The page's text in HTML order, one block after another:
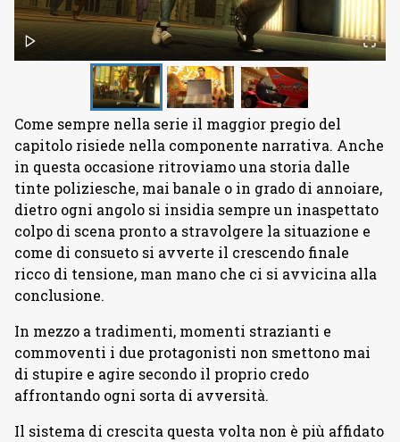
Come sempre nella serie il maggior pregio del
capitolo risiede nella componente narrativa. Anche
in questa occasione ritroviamo una storia dalle
tinte poliziesche, mai banale o in grado di annoiare,
dietro ogni angolo si insidia sempre un inaspettato
colpo di scena pronto a stravolgere la situazione e
come di consueto si avverte il crescendo finale
ricco di tensione, man mano che ci si avvicina alla
conclusione.
In mezzo a tradimenti, momenti strazianti e
commoventi i due protagonisti non smettono mai
di stupire e agire secondo il proprio credo
affrontando ogni sorta di avversità.
Il sistema di crescita questa volta non è più affidato